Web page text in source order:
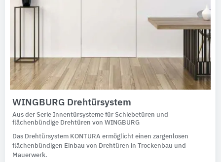
WINGBURG Drehtürsystem
Aus der Serie Innentürsysteme für Schiebetüren und
flächenbündige Drehtüren von WINGBURG
Das Drehtürsystem KONTURA ermöglicht einen zargenlosen
flächenbündigen Einbau von Drehtüren in Trockenbau und
Mauerwerk.